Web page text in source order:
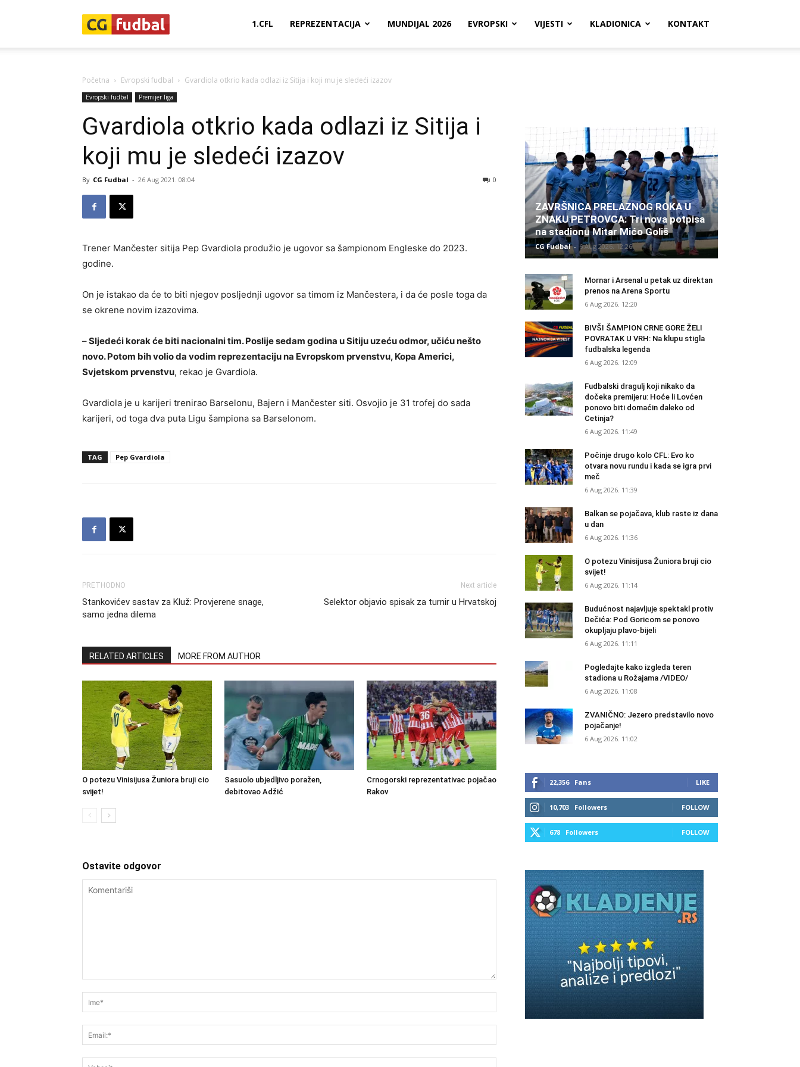
1.CFL REPREZENTACIJA MUNDIJAL 2026 EVROPSKI VIJESTI KLADIONICA KONTAKT
Početna Evropski fudbal Gvardiola otkrio kada odlazi iz Sitija i koji mu je sledeći izazov
Evropski fudbal Premijer liga
Gvardiola otkrio kada odlazi iz Sitija i
koji mu je sledeći izazov
By CG Fudbal - 26 Aug 2021. 08:04 0
Trener Mančester sitija Pep Gvardiola produžio je ugovor sa šampionom Engleske do 2023.
godine.
On je istakao da će to biti njegov posljednji ugovor sa timom iz Mančestera, i da će posle toga da
se okrene novim izazovima.
–Sljedeći korak će biti nacionalni tim. Poslije sedam godina u Sitiju uzeću odmor, učiću nešto
novo. Potom bih volio da vodim reprezentaciju na Evropskom prvenstvu, Kopa Americi,
Svjetskom prvenstvu, rekao je Gvardiola.
Gvardiola je u karijeri trenirao Barselonu, Bajern i Mančester siti. Osvojio je 31 trofej do sada
karijeri, od toga dva puta Ligu šampiona sa Barselonom.
TAG Pep Gvardiola
PRETHODNO
Stankovićev sastav za Kluž: Provjerene snage,
samo jedna dilema
Next article
Selektor objavio spisak za turnir u Hrvatskoj
RELATED ARTICLES MORE FROM AUTHOR
O potezu Vinisijusa Žuniora bruji cio
svijet!
Sasuolo ubjedljivo poražen,
debitovao Adžić
Crnogorski reprezentativac pojačao
Rakov
Ostavite odgovor
ZAVRŠNICA PRELAZNOG ROKA U
ZNAKU PETROVCA: Tri nova potpisa
na stadionu Mitar Mićo Goliš
CG Fudbal - 6 Aug 2026. 12:26
Mornar i Arsenal u petak uz direktan
prenos na Arena Sportu
6 Aug 2026. 12:20
BIVŠI ŠAMPION CRNE GORE ŽELI
POVRATAK U VRH: Na klupu stigla
fudbalska legenda
6 Aug 2026. 12:09
Fudbalski dragulj koji nikako da
dočeka premijeru: Hoće li Lovćen
ponovo biti domaćin daleko od
Cetinja?
6 Aug 2026. 11:49
Počinje drugo kolo CFL: Evo ko
otvara novu rundu i kada se igra prvi
meč
6 Aug 2026. 11:39
Balkan se pojačava, klub raste iz dana
u dan
6 Aug 2026. 11:36
O potezu Vinisijusa Žuniora bruji cio
svijet!
6 Aug 2026. 11:14
Budućnost najavljuje spektakl protiv
Dečića: Pod Goricom se ponovo
okupljaju plavo-bijeli
6 Aug 2026. 11:11
Pogledajte kako izgleda teren
stadiona u Rožajama /VIDEO/
6 Aug 2026. 11:08
ZVANIČNO: Jezero predstavilo novo
pojačanje!
6 Aug 2026. 11:02
22,356 Fans LIKE
10,703 Followers FOLLOW
678 Followers FOLLOW